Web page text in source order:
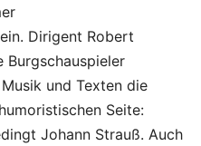
Dirigent Robert
Burgschauspieler
und Texten die
Seite:
Johann Strauß. Auch